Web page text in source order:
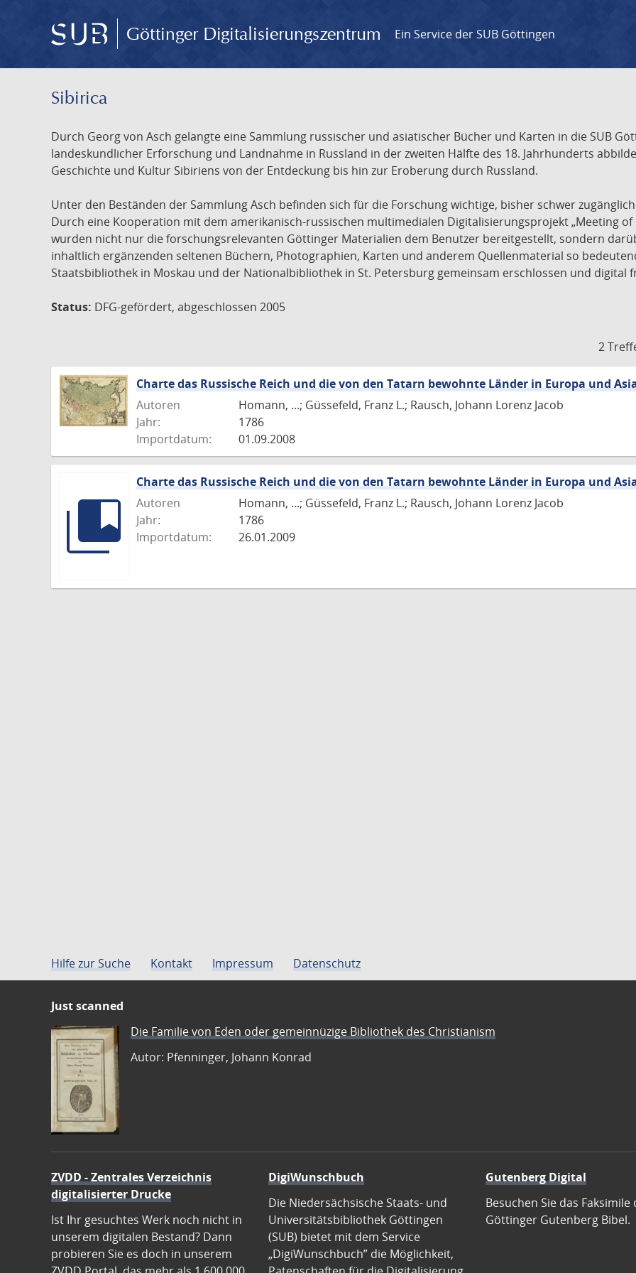
Göttinger Digitalisierungszentrum Ein Service der SUB Göttingen
Sibirica
Durch Georg von Asch gelangte eine Sammlung russischer und asiatischer Bücher und Karten in die SUB
landeskundlicher Erforschung und Landnahme in Russland in der zweiten Hälfte des 18. Jahrhunderts
Geschichte und Kultur Sibiriens von der Entdeckung bis hin zur Eroberung durch Russland.
Unter den Beständen der Sammlung Asch befinden sich für die Forschung wichtige, bisher schwer
Durch eine Kooperation mit dem amerikanisch-russischen multimedialen Digitalisierungsprojekt „Meeting
wurden nicht nur die forschungsrelevanten Göttinger Materialien dem Benutzer bereitgestellt, sondern
inhaltlich ergänzenden seltenen Büchern, Photographien, Karten und anderem Quellenmaterial so
Staatsbibliothek in Moskau und der Nationalbibliothek in St. Petersburg gemeinsam erschlossen und digital
Status: DFG-gefördert, abgeschlossen 2005
2
Charte das Russische Reich und die von den Tatarn bewohnte Länder in Europa und
Autoren
Homann, ...; Güssefeld, Franz L.; Rausch, Johann Lorenz Jacob
Jahr:
1786
Importdatum:
01.09.2008
Charte das Russische Reich und die von den Tatarn bewohnte Länder in Europa und
Autoren
Homann, ...; Güssefeld, Franz L.; Rausch, Johann Lorenz Jacob
Jahr:
1786
Importdatum:
26.01.2009
Hilfe zur Suche Kontakt Impressum Datenschutz
Just scanned
Die Familie von Eden oder gemeinnüzige Bibliothek des Christianism
Autor: Pfenninger, Johann Konrad
ZVDD - Zentrales Verzeichnis
digitalisierter Drucke
Ist Ihr gesuchtes Werk noch nicht in
unserem digitalen Bestand? Dann
probieren Sie es doch in unserem
DigiWunschbuch
Die Niedersächsische Staats- und
Universitätsbibliothek Göttingen
(SUB) bietet mit dem Service
„DigiWunschbuch” die Möglichkeit,
Gutenberg Digital
Besuchen Sie das Faksimile
Göttinger Gutenberg Bibel.